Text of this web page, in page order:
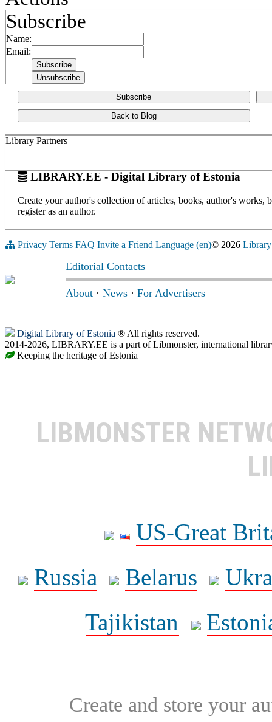
Subscribe
Name:
Email:
Subscribe
Back to Blog
Library Partners
LIBRARY.EE - Digital Library of Estonia
Create your author's collection of articles, books, author's
register as an author.
Privacy Terms FAQ Invite a Friend Language (en)© 2026
Editorial Contacts
About · News · For Advertisers
Digital Library of Estonia ® All rights reserved.
2014-2026, LIBRARY.EE is a part of Libmonster, international
Keeping the heritage of Estonia
LIBMONSTER
US-Great
Russia
Belarus
Tajikistan
Create and store your